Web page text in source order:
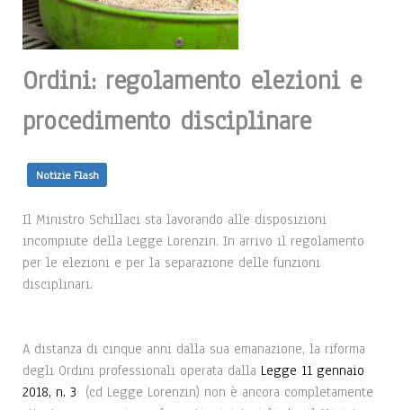
Ordini: regolamento elezioni e
procedimento disciplinare
Notizie Flash
Il Ministro Schillaci sta lavorando alle disposizioni
incompiute della Legge Lorenzin. In arrivo il regolamento
per le elezioni e per la separazione delle funzioni
disciplinari.
A distanza di cinque anni dalla sua emanazione, la riforma
degli Ordini professionali operata dalla Legge 11 gennaio
2018, n. 3 (cd Legge Lorenzin) non è ancora completamente